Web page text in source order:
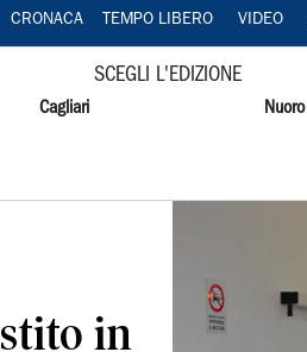
CRONACA TEMPO LIBERO VIDEO
SCEGLI L'EDIZIONE
Cagliari Nuoro
in